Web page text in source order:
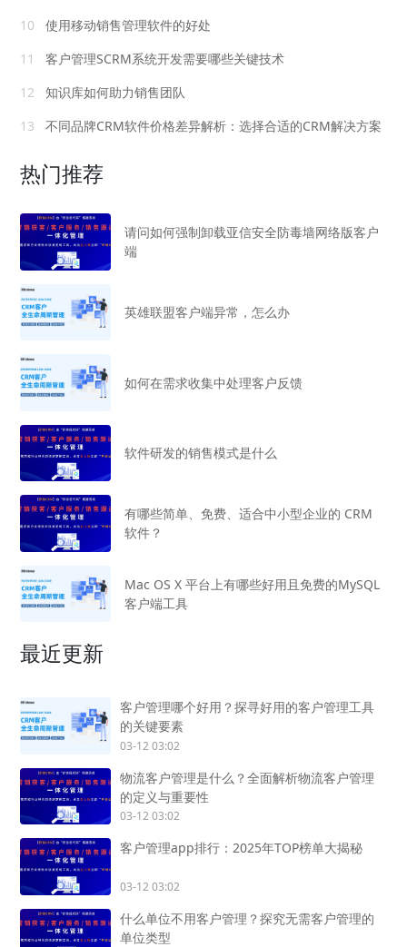
10
使用移动销售管理软件的好处
11
客户管理SCRM系统开发需要哪些关键技术
12
知识库如何助力销售团队
13
不同品牌CRM软件价格差异解析：选择合适的CRM解决方案
热门推荐
请问如何强制卸载亚信安全防毒墙网络版客户
端
英雄联盟客户端异常，怎么办
如何在需求收集中处理客户反馈
软件研发的销售模式是什么
有哪些简单、免费、适合中小型企业的 CRM
软件？
Mac OS X 平台上有哪些好用且免费的MySQL
客户端工具
最近更新
客户管理哪个好用？探寻好用的客户管理工具
的关键要素
03-12 03:02
物流客户管理是什么？全面解析物流客户管理
的定义与重要性
03-12 03:02
客户管理app排行：2025年TOP榜单大揭秘
03-12 03:02
什么单位不用客户管理？探究无需客户管理的
单位类型